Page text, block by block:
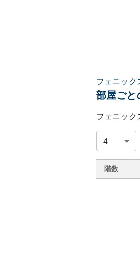
フェニック
部屋ごと
フェニック
階数